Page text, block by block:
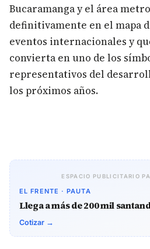
Bucaramanga y el área
definitivamente en el mapa
eventos internacionales y
convierta en uno de los
representativos del
los próximos años.
ESPACIO PUBLICITARIO
EL FRENTE · PAUTA
Llega a más de 200 mil
Cotizar →